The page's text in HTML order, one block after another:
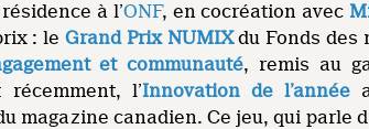
à l’ONF, en cocréation avec
: le Grand Prix NUMIXdu Fonds des
et communauté, remis au
l’Innovation de l’année
magazine canadien. Ce jeu, qui parle